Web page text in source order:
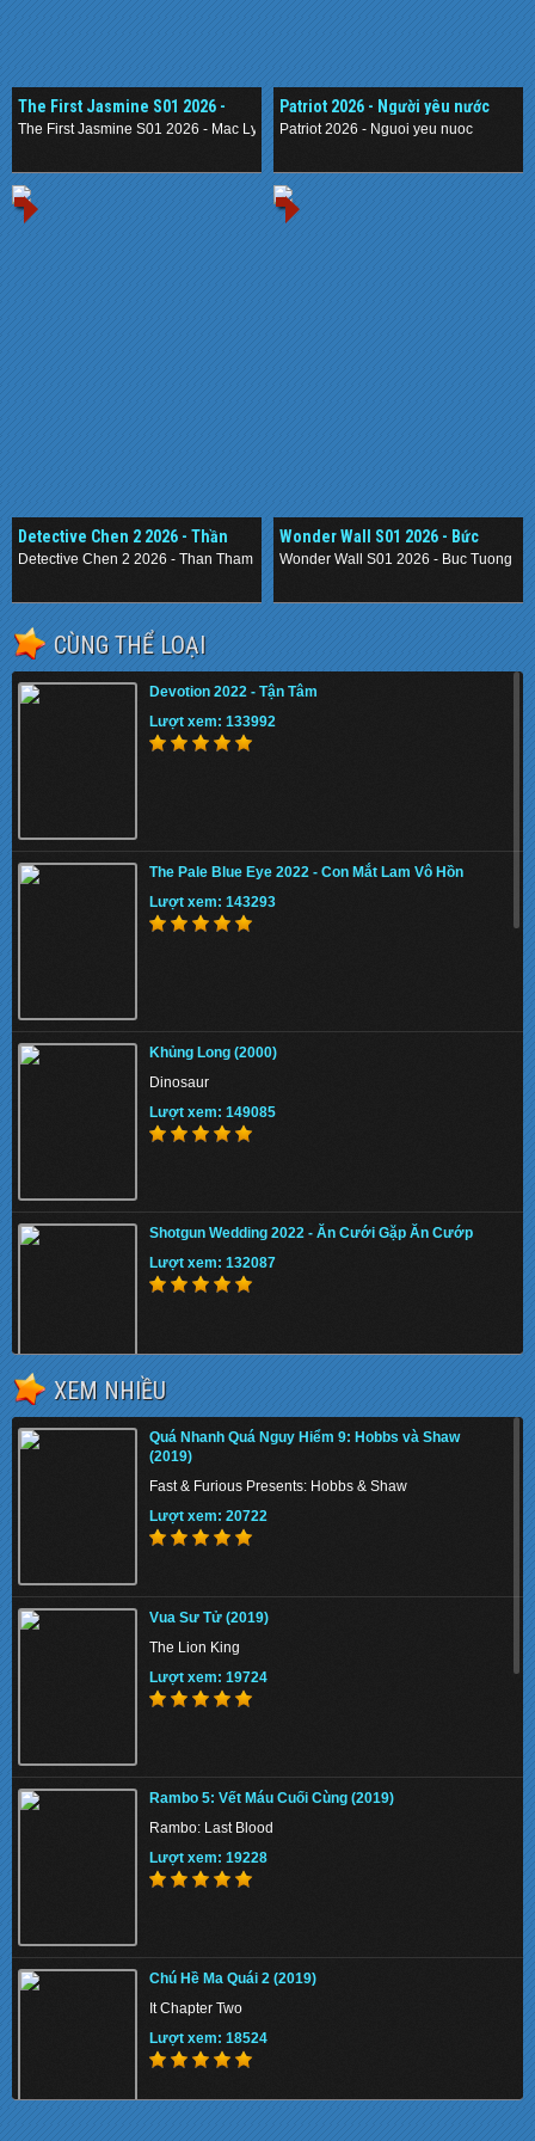
The First Jasmine S01 2026 -
Mạc Ly
The First Jasmine S01 2026 - Mac Ly
Patriot 2026 - Người yêu nước
Patriot 2026 - Nguoi yeu nuoc
Detective Chen 2 2026 - Thần
Thám Nằm Vùng 2
Detective Chen 2 2026 - Than Tham Nam Vung 2
Wonder Wall S01 2026 - Bức
Tường Mê Cung
Wonder Wall S01 2026 - Buc Tuong
CÙNG THỂ LOẠI
Devotion 2022 - Tận Tâm
Lượt xem: 133992
The Pale Blue Eye 2022 - Con Mắt Lam Vô Hồn
Lượt xem: 143293
Khủng Long (2000)
Dinosaur
Lượt xem: 149085
Shotgun Wedding 2022 - Ăn Cưới Gặp Ăn Cướp
Lượt xem: 132087
The Tiger Rising 2022 - Con Cọp Trỗi Dậy
Lượt xem: 158223
The Union 2024 - Liên minh tuyệt mật
Lượt xem: 159289
Thiên Nga Bóng Đêm S01 2022 - Eve
Lượt xem: 132382
Memory 2022 - Hồi Ức Sát Thủ
Lượt xem: 152255
XEM NHIỀU
Quá Nhanh Quá Nguy Hiểm 9: Hobbs và Shaw
(2019)
Fast & Furious Presents: Hobbs & Shaw
Lượt xem: 20722
Vua Sư Tử (2019)
The Lion King
Lượt xem: 19724
Rambo 5: Vết Máu Cuối Cùng (2019)
Rambo: Last Blood
Lượt xem: 19228
Chú Hề Ma Quái 2 (2019)
It Chapter Two
Lượt xem: 18524